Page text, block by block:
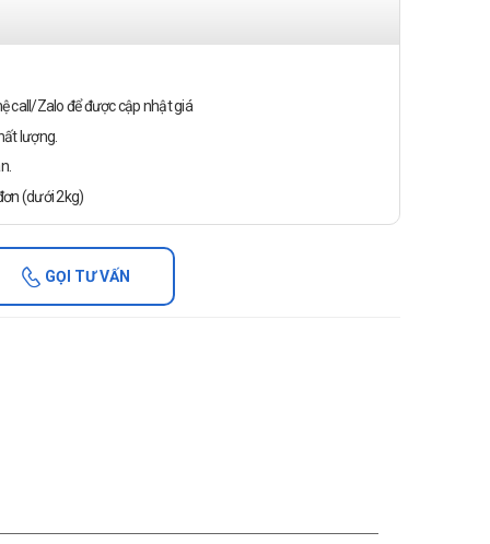
call/Zalo để được cập nhật giá
lượng.
(dưới 2kg)
GỌI TƯ VẤN